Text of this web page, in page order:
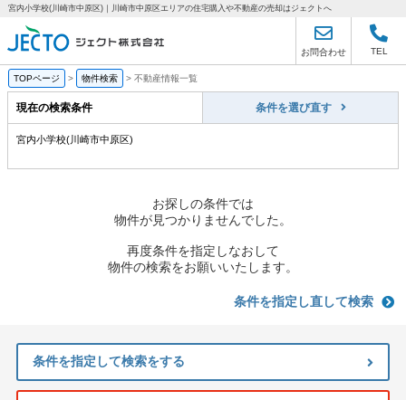
宮内小学校(川崎市中原区)｜川崎市中原区エリアの住宅購入や不動産の売却はジェクトへ
お問合わせ TEL
TOPページ > 物件検索 > 不動産情報一覧
現在の検索条件 条件を選び直す
宮内小学校(川崎市中原区)
お探しの条件では
物件が見つかりませんでした。
再度条件を指定しなおして
物件の検索をお願いいたします。
条件を指定し直して検索
条件を指定して検索をする